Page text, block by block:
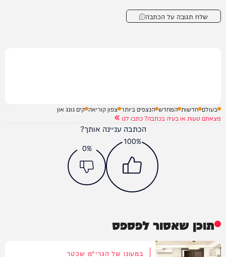
שלח תגובה על הכתבה
בעולם חדשות המחדש הנצפים ביותר צפון קוריאה קים גונג און
מצאתם טעות או בעיה בכתבה? כתבו לנו
הכתבה עניינה אותך?
100%
0%
תוכן שאסור לפספס
במעונו של הגרי"מ שכטר